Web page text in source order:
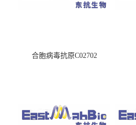
合胞病毒抗原C02702